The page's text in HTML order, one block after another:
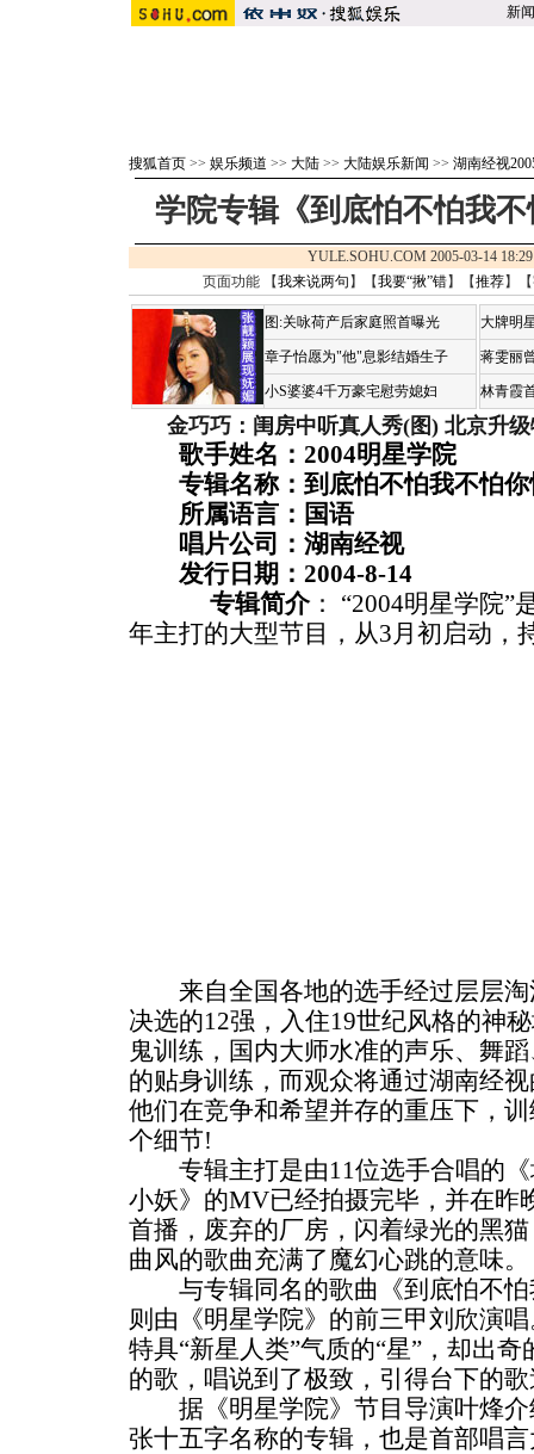
新闻
搜狐首页 >> 娱乐频道 >> 大陆 >> 大陆娱乐新闻 >> 湖南经视
学院专辑《到底怕不怕我
YULE.SOHU.COM 2005-03-14
页面功能 【我来说两句 】【我要“揪”错】【推荐】
图:关咏荷产后家庭照首曝光
章子怡愿为"他"息影结婚生子
小S婆婆4千万豪宅慰劳媳妇
大牌明
蒋雯丽
林青霞
金巧巧：闺房中听真人秀(图) 北京升
歌手姓名：2004明星学院
专辑名称：到底怕不怕我不怕你
所属语言：国语
唱片公司：湖南经视
发行日期：2004-8-14
专辑简介 ： “2004明星学院
年主打的大型节目，从3月初启动，
来自全国各地的选手经过层层淘
决选的12强，入住19世纪风格的神
鬼训练，国内大师水准的声乐、舞
的贴身训练，而观众将通过湖南经
他们在竞争和希望并存的重压下，
个细节!
专辑主打是由11位选手合唱的《
小妖》的MV已经拍摄完毕，并在昨
首播，废弃的厂房，闪着绿光的黑
曲风的歌曲充满了魔幻心跳的意味。
与专辑同名的歌曲《到底怕不怕
则由《明星学院》的前三甲刘欣演
特具“新星人类”气质的“星”，却出
的歌，唱说到了极致，引得台下的
据《明星学院》节目导演叶烽介
张十五字名称的专辑，也是首部唱